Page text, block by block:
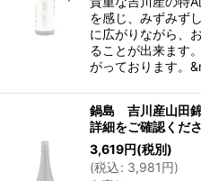
を感じ、みずみず
に広がりながら、
ることが出来ます
がっております。
鍋島 吉川産山
詳細をご確認くだ
3,619円(税別)
(税込: 3,981円)